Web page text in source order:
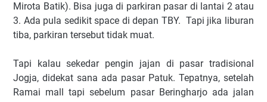
Mirota Batik). Bisa juga di parkiran pasar di lantai 2 atau
3. Ada pula sedikit space di depan TBY. Tapi jika liburan
tiba, parkiran tersebut tidak muat.
Tapi kalau sekedar pengin jajan di pasar tradisional
Jogja, didekat sana ada pasar Patuk. Tepatnya, setelah
Ramai mall tapi sebelum pasar Beringharjo ada jalan